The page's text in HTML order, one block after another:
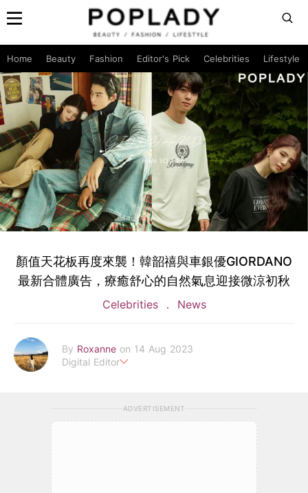
Home Beauty Fashion Editor's Pick Celebrities Lifestyle
顏值天花板再度來襲！韓韶禧與車銀優GIORDANO
最新合體廣告，療癒舒心的自然氣息迎接微涼初秋
Celebrities News
By Roxanne on 14 Aug 2023
Digital Editor
roxanne.lee@poplady-mag.com
ADVERTISEMENT